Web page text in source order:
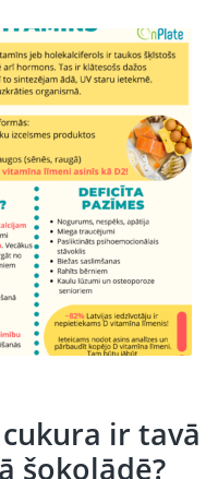
ir tavā
šokolādē?